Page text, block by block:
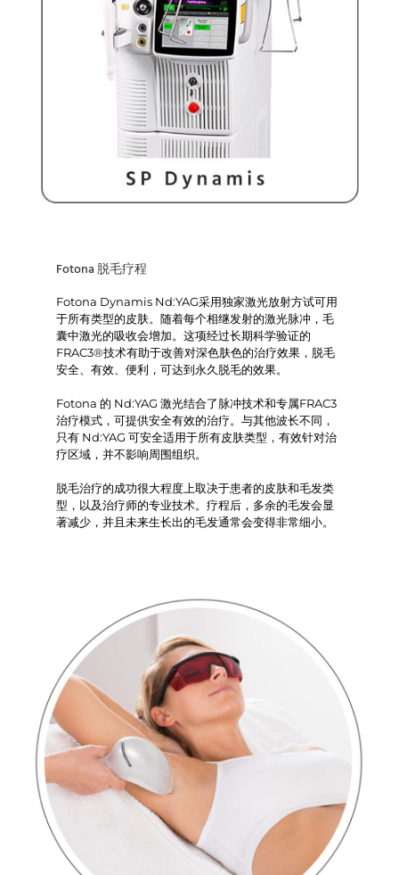
Fotona 脱毛疗程
Fotona Dynamis Nd:YAG采用独家激光放射方试可用
于所有类型的皮肤。随着每个相继发射的激光脉冲，毛
囊中激光的吸收会增加。这项经过长期科学验证的
FRAC3®技术有助于改善对深色肤色的治疗效果，脱毛
安全、有效、便利，可达到永久脱毛的效果。
Fotona 的 Nd:YAG 激光结合了脉冲技术和专属FRAC3
治疗模式，可提供安全有效的治疗。与其他波长不同，
只有 Nd:YAG 可安全适用于所有皮肤类型，有效针对治
疗区域，并不影响周围组织。
脱毛治疗的成功很大程度上取决于患者的皮肤和毛发类
型，以及治疗师的专业技术。疗程后，多余的毛发会显
著减少，并且未来生长出的毛发通常会变得非常细小。